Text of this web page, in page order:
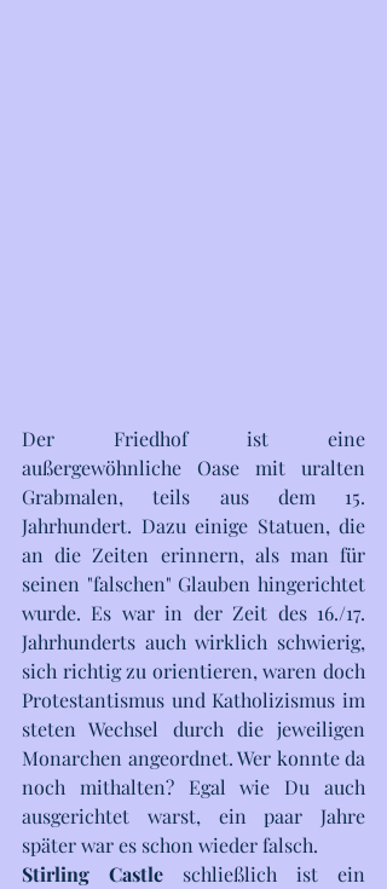
Der Friedhof ist eine
außergewöhnliche Oase mit uralten
Grabmalen, teils aus dem 15.
Jahrhundert. Dazu einige Statuen, die
an die Zeiten erinnern, als man für
seinen "falschen" Glauben hingerichtet
wurde. Es war in der Zeit des 16./17.
Jahrhunderts auch wirklich schwierig,
sich richtig zu orientieren, waren doch
Protestantismus und Katholizismus im
steten Wechsel durch die jeweiligen
Monarchen angeordnet. Wer konnte da
noch mithalten? Egal wie Du auch
ausgerichtet warst, ein paar Jahre
später war es schon wieder falsch.
Stirling Castle schließlich ist ein